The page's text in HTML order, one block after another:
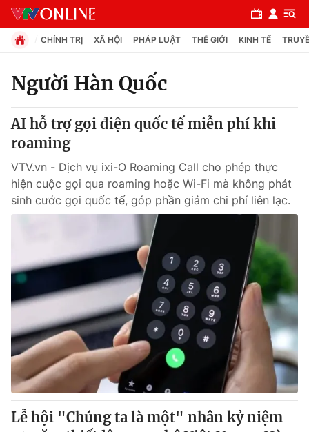
Chuyên mục
Chính trị
Xã hội
Pháp luật
Thế giới
Tin tức
Thế giới đó đây
Câu chuyện quốc tế
Kinh tế
Tài chính
Thị trường
Góc doanh nghiệp
Dữ liệu và đời sống
Truyền hình
CHÍNH TRỊ XÃ HỘI PHÁP LUẬT THẾ GIỚI KINH TẾ
Người Hàn Quốc
AI hỗ trợ gọi điện quốc tế miễn phí khi
roaming
VTV.vn - Dịch vụ ixi-O Roaming Call cho phép thực
hiện cuộc gọi qua roaming hoặc Wi-Fi mà không phát
sinh cước gọi quốc tế, góp phần giảm chi phí liên lạc.
Lễ hội "Chúng ta là một" nhân kỷ niệm